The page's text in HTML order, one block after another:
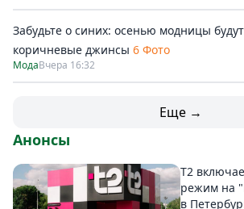
Забудьте о синих: осенью модницы
коричневые джинсы 6 Фото
МодаВчера 16:32
Еще →
Анонсы
Т2
режим на
в